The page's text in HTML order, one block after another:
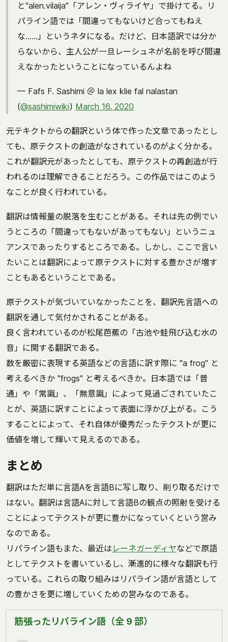
と"alen.vilaija"「アレン・ヴィライヤ」で掛けてる。リ
パライン語では「間違ってもないけど合ってもねえ
な……」というネタになる。だけど、日本語訳では分か
らないから、主人公が一旦レーシュネが名前を呼び間違
えなかったということになっているんよね
— Fafs F. Sashimi ＠ la lex klie fal nalastan
(@sashimiwiki) March 16, 2020
元テキクトからの翻訳という体で作った文章であったとし
ても、原テクストの創造がなされているのがよく分かる。
これが翻訳元があったとしても、原テクストの再創造が行
われるのは理解できることだろう。この作品ではこのよう
なことが良く行われている。
翻訳は情報量の脱落を生むことがある。それは先の例でい
うところの「間違ってもないがあってもない」というニュ
アンスであったりするところである。しかし、ここで言い
たいことは翻訳によって原テクストに対する豊かさが増す
こともあるということである。
原テクストが気づいていなかったことを、翻訳先言語への
翻訳を通して気付かされることがある。
良く言われているのが松尾芭蕉の「古池や蛙飛び込む水の
音」に関する翻訳である。
数を厳密に表現する英語などの言語に訳す際に "a frog" と
考えるべきか "frogs" と考えるべきか。日本語では「普
通」や「常識」、「無意識」によって見過ごされていたこ
とが、英語に訳すことによって表面に浮かび上がる。こう
することによって、それ自体が優秀だったテクストが更に
価値を増して輝いて見えるのである。
まとめ
翻訳はただ単に言語Aを言語Bに写し取り、削り取るだけで
はない。翻訳は言語Aに対して言語Bの観点の照射を受ける
ことによってテクストが更に豊かになっていくという営み
なのである。
リパライン語もまた、最近は レーネガーディヤなどで原語
としてテクストを書いているし、漸進的に様々な翻訳も行
っている。これらの取り組みはリパライン語が言語として
の豊かさを更に増していくための営みなのである。
筋張ったリパライン語（全 9 部）